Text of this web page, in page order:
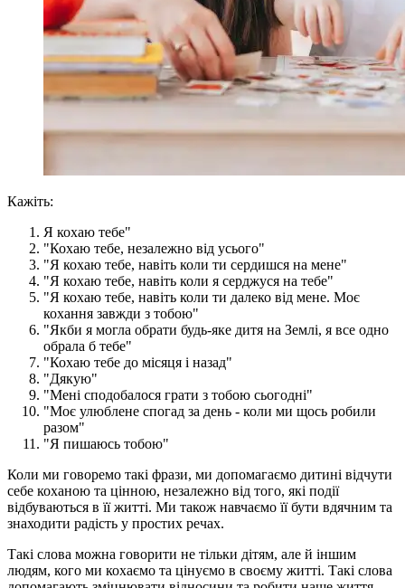
Кажіть:
Я кохаю тебе"
"Кохаю тебе, незалежно від усього"
"Я кохаю тебе, навіть коли ти сердишся на мене"
"Я кохаю тебе, навіть коли я серджуся на тебе"
"Я кохаю тебе, навіть коли ти далеко від мене. Моє
кохання завжди з тобою"
"Якби я могла обрати будь-яке дитя на Землі, я все одно
обрала б тебе"
"Кохаю тебе до місяця і назад"
"Дякую"
"Мені сподобалося грати з тобою сьогодні"
"Моє улюблене спогад за день - коли ми щось робили
разом"
"Я пишаюсь тобою"
Коли ми говоремо такі фрази, ми допомагаємо дитині відчути
себе коханою та цінною, незалежно від того, які події
відбуваються в її житті. Ми також навчаємо її бути вдячним та
знаходити радість у простих речах.
Такі слова можна говорити не тільки дітям, але й іншим
людям, кого ми кохаємо та цінуємо в своєму житті. Такі слова